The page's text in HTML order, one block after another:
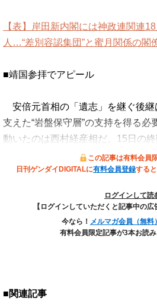
【表】岸田新内閣には神政連関連
人…“差別容認集団”と蜜月関係の閣
■靖国参拝でアピール
安倍元首相の「遺志」を継ぐ後継
支えた“岩盤保守層”の支持を得る必
動いたのは西村経産相だ。15日の
この記事は有料会員
日刊ゲンダイDIGITALに有料会員登録する
ログインして読
【ログインしていただくと記事中の広
今なら！ メルマガ会員（無料
有料会員限定記事が3本お読み
■関連記事